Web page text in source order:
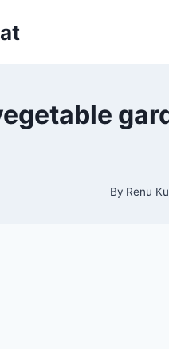
By Renu